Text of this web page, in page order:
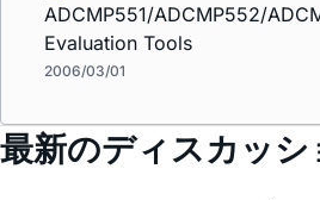
ADCMP551/ADCMP552/
Evaluation Tools
2006/03/01
最新のディスカッシ